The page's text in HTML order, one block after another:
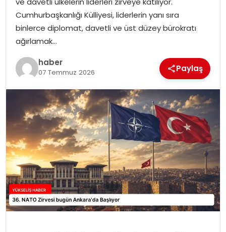
Cumhurbaşkanlığı Külliyesi, liderlerin yanı sıra
binlerce diplomat, davetli ve üst düzey bürokratı
ağırlamak…
haber
07 Temmuz 2026 Paylaş